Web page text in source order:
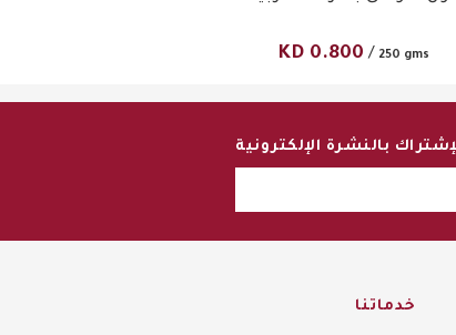
KD 0.800 / 250 gms
بالنشرة الإلكترونية
خدماتنا